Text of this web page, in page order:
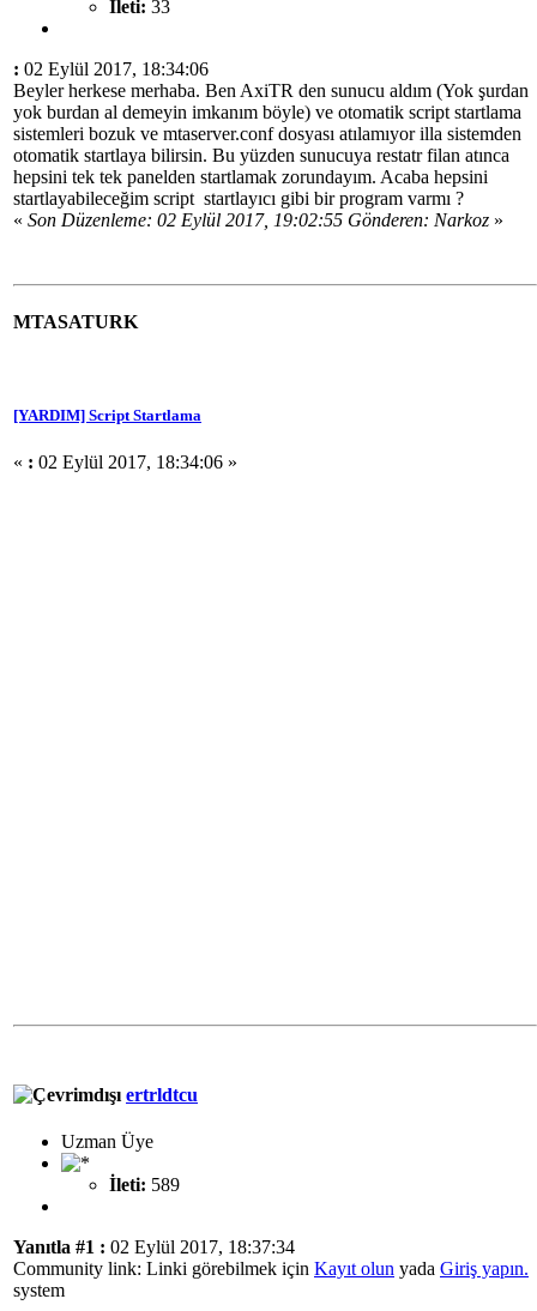
İleti: 33
: 02 Eylül 2017, 18:34:06
Beyler herkese merhaba. Ben AxiTR den sunucu aldım (Yok şurdan
yok burdan al demeyin imkanım böyle) ve otomatik script startlama
sistemleri bozuk ve mtaserver.conf dosyası atılamıyor illa sistemden
otomatik startlaya bilirsin. Bu yüzden sunucuya restatr filan atınca
hepsini tek tek panelden startlamak zorundayım. Acaba hepsini
startlayabileceğim script startlayıcı gibi bir program varmı ?
« Son Düzenleme: 02 Eylül 2017, 19:02:55 Gönderen: Narkoz »
MTASATURK
[YARDIM] Script Startlama
« : 02 Eylül 2017, 18:34:06 »
ertrldtcu
Uzman Üye
İleti: 589
Yanıtla #1 : 02 Eylül 2017, 18:37:34
Community link: Linki görebilmek için Kayıt olun yada Giriş yapın.
system